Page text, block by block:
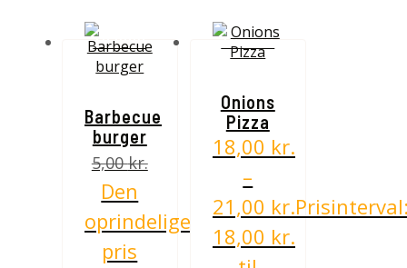
TILBUD!
Barbecue
burger
5,00kr.
Den
oprindelige
pris
TILBUD!
Onions
Pizza
18,00 kr.
–
21,00 kr.
18,00 kr.